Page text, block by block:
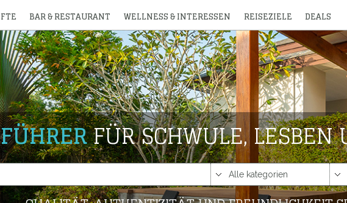
BAR & RESTAURANT WELLNESS & INTERESSEN REISEZIELE DEALS
FÜR SCHWULE, LESBEN